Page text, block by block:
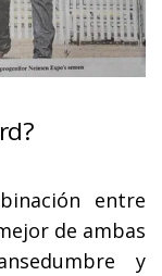
entre
de ambas
y